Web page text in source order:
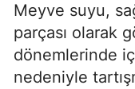
Meyve suyu,
parçası olarak
dönemlerinde
nedeniyle